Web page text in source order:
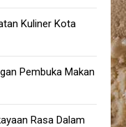
Kuliner Kota
Pembuka Makan
Rasa Dalam